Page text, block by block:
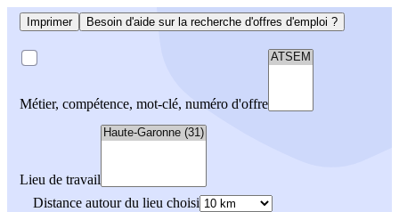
Imprimer Besoin d'aide sur la recherche d'offres d'emploi ?
Métier, compétence, mot-clé, numéro d'offre
Lieu de travail
Distance autour du lieu choisi